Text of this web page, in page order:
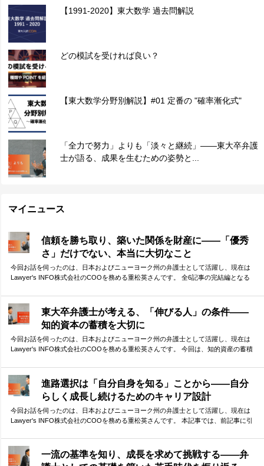
【1991-2020】東大数学 過去問解説
どの模試を受ければ良い？
【東大数学分野別解説】#01 定番の "確率漸化式"
「全力で努力」よりも「淡々と継続」——東大卒弁護
士が語る、成果を生むための姿勢と...
マイニュース
信頼を勝ち取り、築いた関係を財産に——「優秀
さ」だけでない、本当に大切なこと
今回お話を伺ったのは、日本およびニューヨーク州の弁護士として活躍し、現在は
Lawyer's INFO株式会社のCOOを務める重松英さんです。 全6記事の完結編となる
いました。 他者との「弱い繋がり」を大切にする重要性、そして、その前提となる
信頼構築の必要性。弁護士として、自らもネットワークを活かしてダイナミックに
活躍されてきた重松さんが、体験談をもとに語ってくださりました。
東大卒弁護士が考える、「伸びる人」の条件——
知的資本の蓄積を大切に
今回お話を伺ったのは、日本およびニューヨーク州の弁護士として活躍し、現在は
Lawyer's INFO株式会社のCOOを務める重松英さんです。 今回は、知的資産の蓄積
な差がどんどん積み重なり、最終的には大きな差として現れる受験勉強の中で、少
しでも早い段階から意識しておくべきことは何か。貴重なお話を伺うことができま
した。
進路選択は「自分自身を知る」ことから——自分
らしく成長し続けるためのキャリア設計
今回お話を伺ったのは、日本およびニューヨーク州の弁護士として活躍し、現在は
Lawyer's INFO株式会社のCOOを務める重松英さんです。 本記事では、前記事に引
た、キャリア選択についてのお考えや、これからキャリアを考える方々へのアドバ
イスもお伺いしました。 現在進路選択に迷っている方にとっても、参考となる指針
がつまった内容となっています。
一流の基準を知り、成長を求めて挑戦する——弁